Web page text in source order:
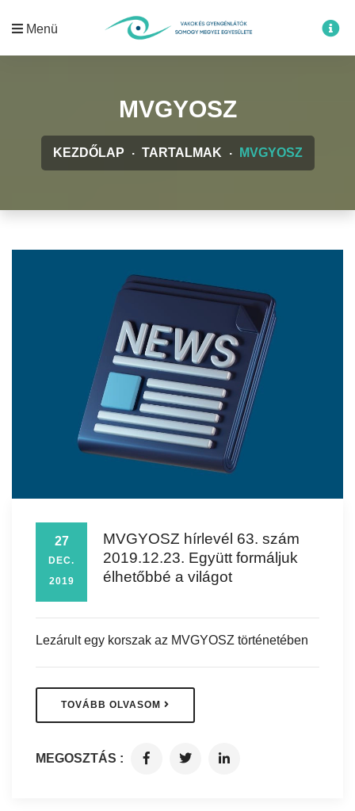
Menü
MVGYOSZ
KEZDŐLAP TARTALMAK MVGYOSZ
27
DEC.
2019
MVGYOSZ hírlevél 63. szám
2019.12.23. Együtt formáljuk
élhetőbbé a világot
Lezárult egy korszak az MVGYOSZ történetében
TOVÁBB OLVASOM
MEGOSZTÁS :